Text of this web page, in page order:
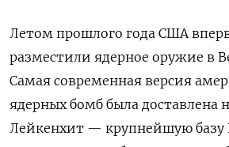
Летом прошлого года США
разместили ядерное оружие в
Самая современная версия
ядерных бомб была доставлена
Лейкенхит — крупнейшую